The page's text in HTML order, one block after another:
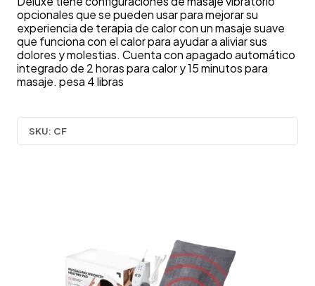
opcionales que se pueden usar para mejorar su
experiencia de terapia de calor con un masaje suave
que funciona con el calor para ayudar a aliviar sus
dolores y molestias. Cuenta con apagado automático
integrado de 2 horas para calor y 15 minutos para
masaje. pesa 4 libras
SKU: CF